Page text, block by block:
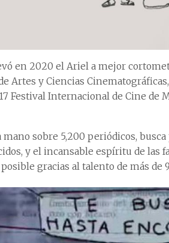
en 2020 el Ariel a mejor
Artes y Ciencias
Festival Internacional de Cine de
mano sobre 5,200 periódicos,
y el incansable espíritu de las
gracias al talento de más de